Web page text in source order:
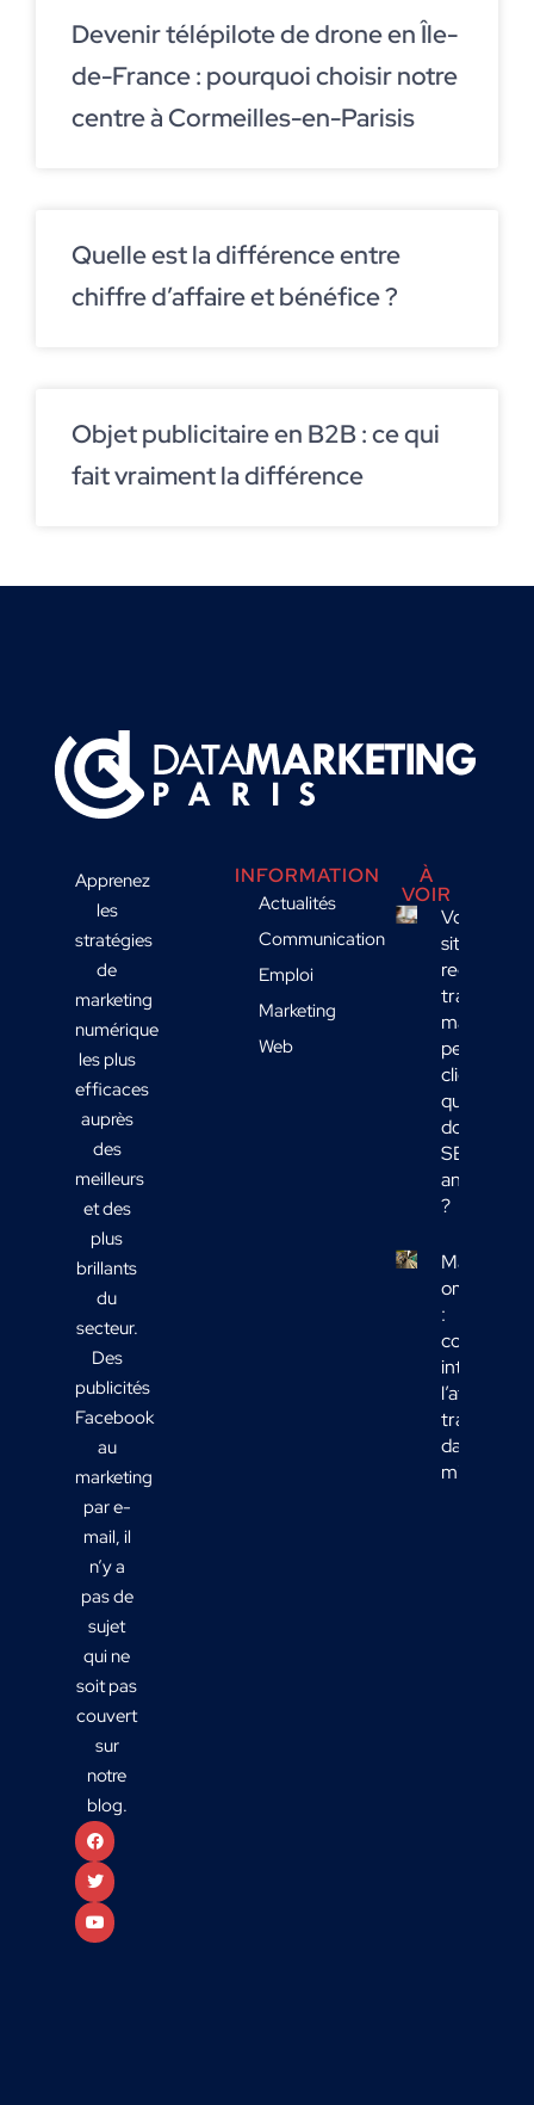
Devenir télépilote de drone en Île-
de-France : pourquoi choisir notre
centre à Cormeilles-en-Parisis
Quelle est la différence entre
chiffre d’affaire et bénéfice ?
Objet publicitaire en B2B : ce qui
fait vraiment la différence
Apprenez
les
stratégies
de
marketing
numérique
les plus
efficaces
auprès
des
meilleurs
et des
plus
brillants
du
secteur.
Des
publicités
Facebook
au
marketing
par e-
mail, il
n’y a
pas de
sujet
qui ne
soit pas
couvert
sur
notre
blog.
INFORMATION
Actualités
Communication
Emploi
Marketing
Web
À
VOIR
Votre
site
reçoit du
trafic
mais
peu de
clients :
quelles
données
SEO
analyser
?
Marketing
omnicanal
:
comment
intégrer
l’affichage
transport
dans votre
mix média